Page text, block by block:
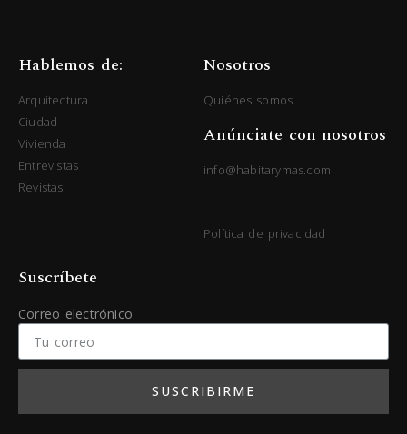
Hablemos de:
Arquitectura
Ciudad
Vivienda
Entrevistas
Revistas
Nosotros
Quiénes somos
Anúnciate con nosotros
info@habitarymas.com
Política de privacidad
Suscríbete
Correo electrónico
SUSCRIBIRME